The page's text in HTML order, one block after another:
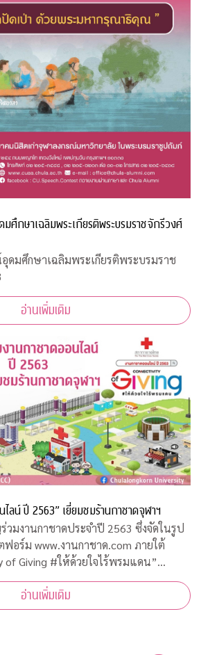
ศึกษาเฉลิมพระเกียรติพระบรมราชจักรีวงศ์
ดมศึกษาเฉลิมพระเกียรติพระบรมราช
อ่านเพิ่มเติม
ลน์ ปี 2563” เยี่ยมชมร้านกาชาดจุฬาฯ
วมงานกาชาดประจำปี 2563 ซึ่งจัดในรูป
www.งานกาชาด.com ภายใต้
Giving #ให้ด้วยใจไร้พรมแดน”
นวาคม 2563 รายได้จากการจัดงานโดย
ภากาชาดไทย
อ่านเพิ่มเติม